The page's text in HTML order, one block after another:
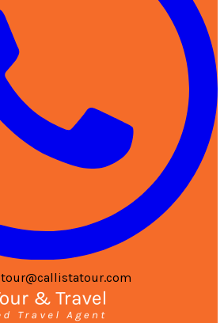
tour@callistatour.com